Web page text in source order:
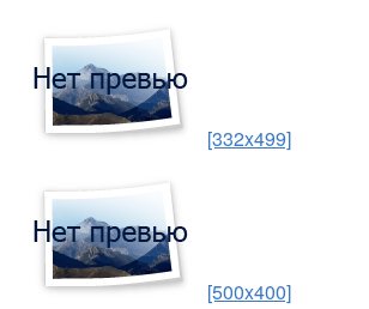
[332x499]
[500x400]